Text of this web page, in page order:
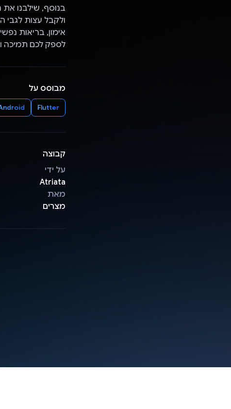
ולקבל עצות לגבי
לספק לכם תמיכה
מבוסס על
Flutter
קבוצה
על ידי
Atriata
מאת
מצרים